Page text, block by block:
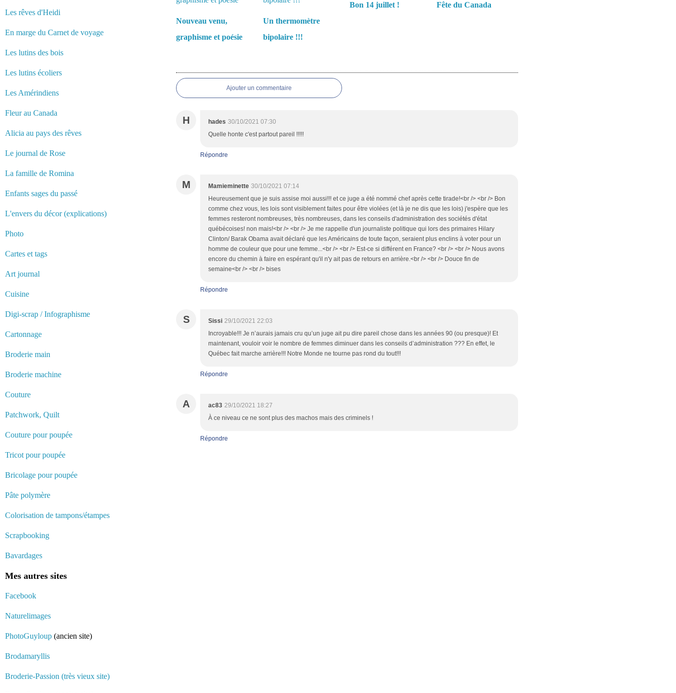
Les rêves d'Heidi
En marge du Carnet de voyage
Les lutins des bois
Les lutins écoliers
Les Amérindiens
Fleur au Canada
Alicia au pays des rêves
Le journal de Rose
La famille de Romina
Enfants sages du passé
L'envers du décor (explications)
Photo
Cartes et tags
Art journal
Cuisine
Digi-scrap / Infographisme
Cartonnage
Broderie main
Broderie machine
Couture
Patchwork, Quilt
Couture pour poupée
Tricot pour poupée
Bricolage pour poupée
Pâte polymère
Colorisation de tampons/étampes
Scrapbooking
Bavardages
Mes autres sites
Facebook
Naturelimages
PhotoGuyloup (ancien site)
Brodamaryllis
Broderie-Passion (très vieux site)
Nouveau venu,
graphisme et poésie
Un thermomètre
bipolaire !!!
Bon 14 juillet ! Fête du Canada
Ajouter un commentaire
H hades 30/10/2021 07:30
Quelle honte c'est partout pareil !!!!!
Répondre
M Mamieminette 30/10/2021 07:14
Heureusement que je suis assise moi aussi!!! et ce juge a été nommé chef après cette tirade!<br /> <br /> Bon
comme chez vous, les lois sont visiblement faites pour être violées (et là je ne dis que les lois) j'espère que les
femmes resteront nombreuses, très nombreuses, dans les conseils d'administration des sociétés d'état
québécoises! non mais!<br /> <br /> Je me rappelle d'un journaliste politique qui lors des primaires Hilary
Clinton/ Barak Obama avait déclaré que les Américains de toute façon, seraient plus enclins à voter pour un
homme de couleur que pour une femme...<br /> <br /> Est-ce si différent en France? <br /> <br /> Nous avons
encore du chemin à faire en espérant qu'il n'y ait pas de retours en arrière.<br /> <br /> Douce fin de
semaine<br /> <br /> bises
Répondre
S Sissi 29/10/2021 22:03
Incroyable!!! Je n’aurais jamais cru qu’un juge ait pu dire pareil chose dans les années 90 (ou presque)! Et
maintenant, vouloir voir le nombre de femmes diminuer dans les conseils d’administration ??? En effet, le
Québec fait marche arrière!!! Notre Monde ne tourne pas rond du tout!!!
Répondre
A ac83 29/10/2021 18:27
À ce niveau ce ne sont plus des machos mais des criminels !
Répondre